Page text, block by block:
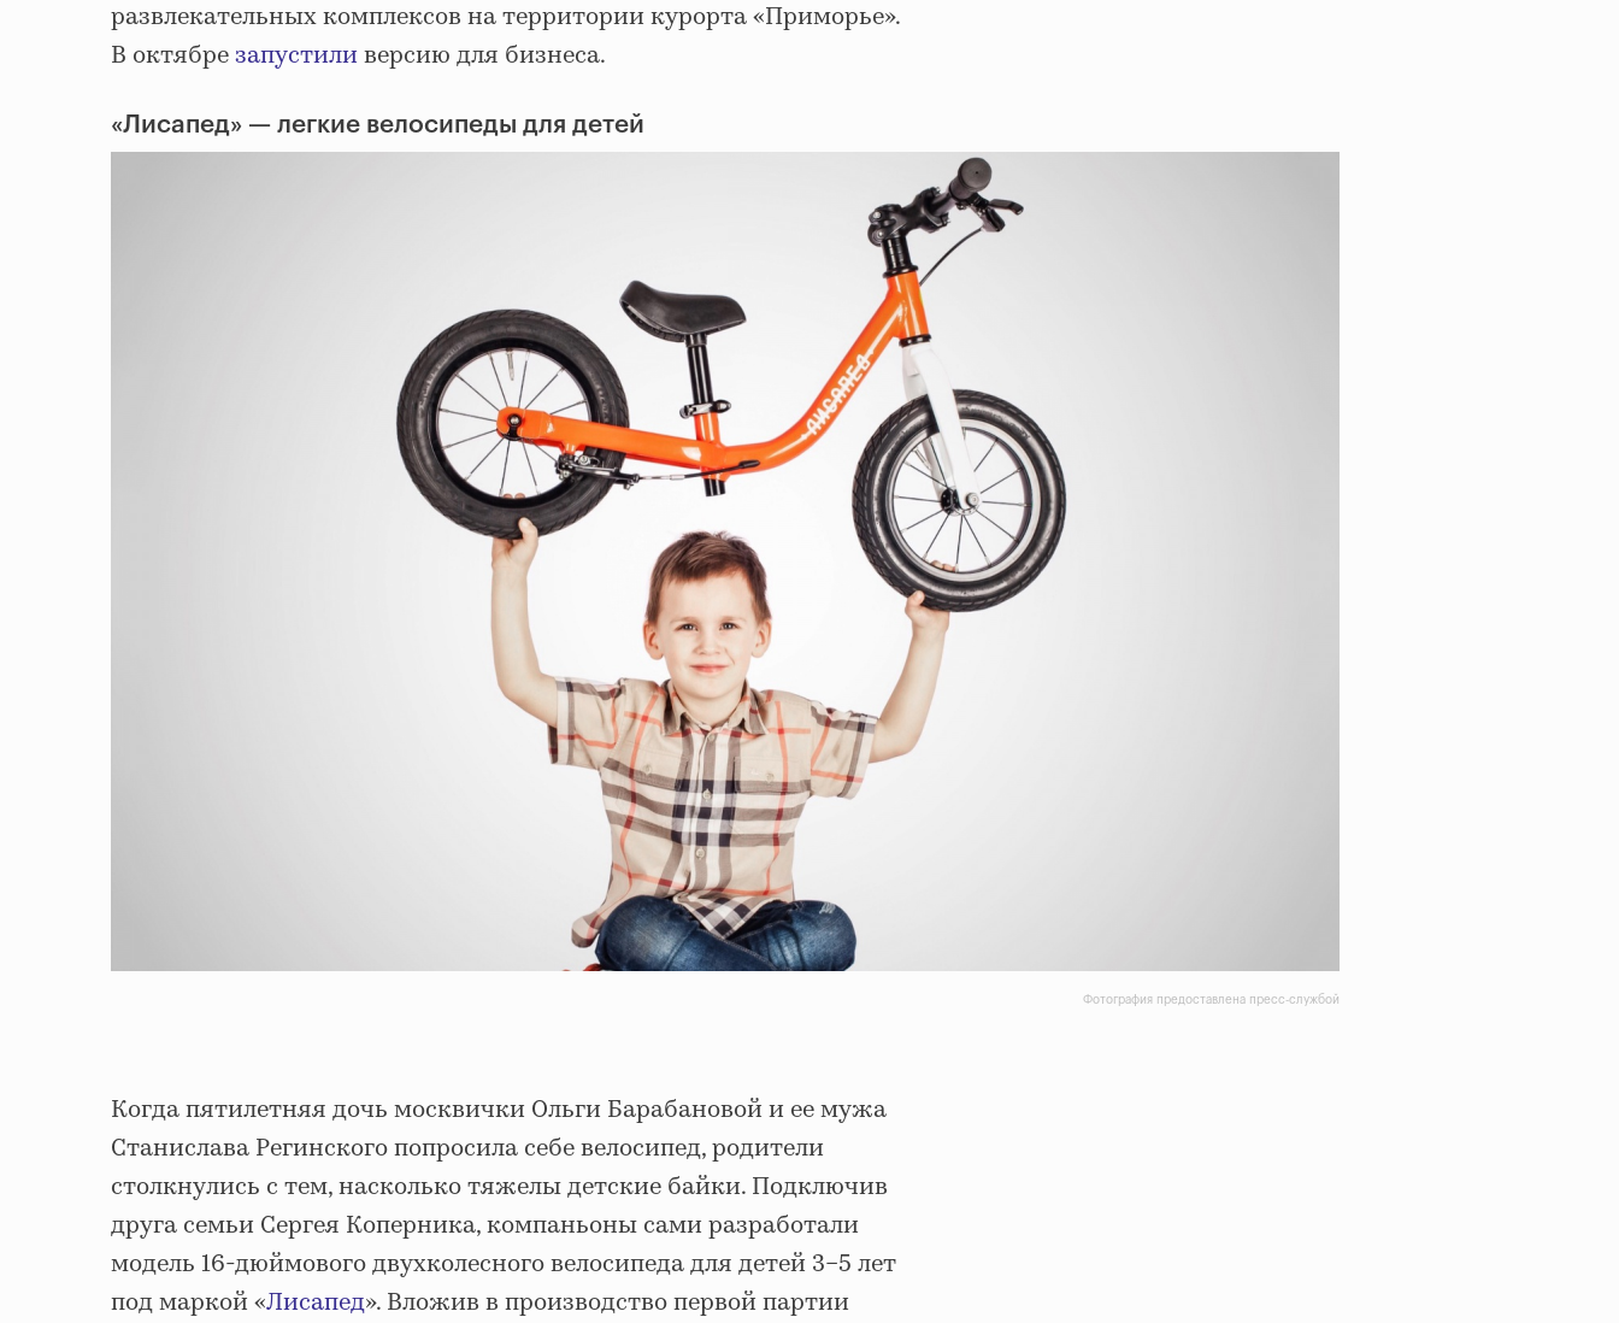
развлекательных комплексов на территории курорта «Приморье».
В октябрезапустили версию для бизнеса.
«Лисапед» — легкие велосипеды для детей
Фотография предоставлена пресс-службой
Когда пятилетняя дочь москвички Ольги Барабановой и ее мужа
Станислава Регинского попросила себе велосипед, родители
столкнулись с тем, насколько тяжелы детские байки. Подключив
друга семьи Сергея Коперника, компаньоны сами разработали
модель 16-дюймового двухколесного велосипеда для детей 3−5 лет
под маркой «Лисапед». Вложив в производство первой партии